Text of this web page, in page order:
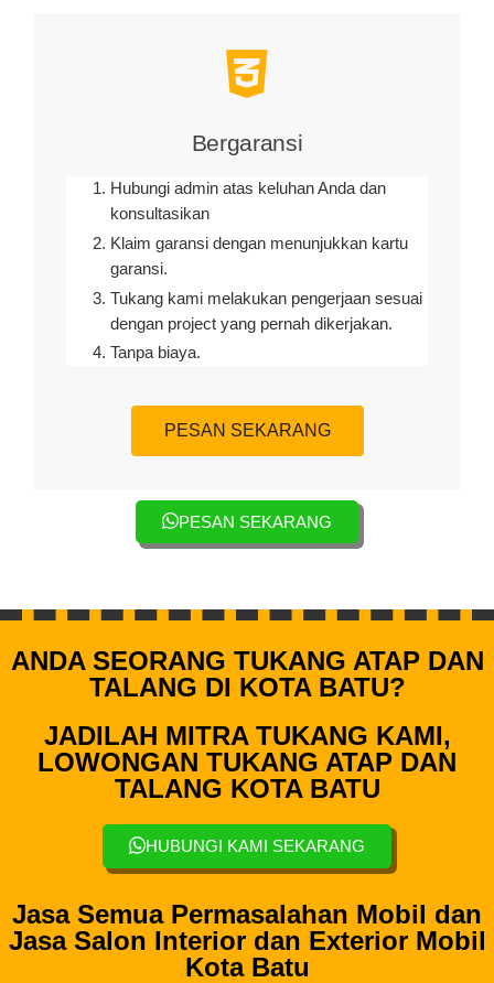
Bergaransi
Hubungi admin atas keluhan Anda dan
konsultasikan
Klaim garansi dengan menunjukkan kartu
garansi.
Tukang kami melakukan pengerjaan sesuai
dengan project yang pernah dikerjakan.
Tanpa biaya.
PESAN SEKARANG
PESAN SEKARANG
ANDA SEORANG TUKANG ATAP DAN
TALANG DI KOTA BATU?
JADILAH MITRA TUKANG KAMI,
LOWONGAN TUKANG ATAP DAN
TALANG KOTA BATU
HUBUNGI KAMI SEKARANG
Jasa Semua Permasalahan Mobil dan
Jasa Salon Interior dan Exterior Mobil
Kota Batu